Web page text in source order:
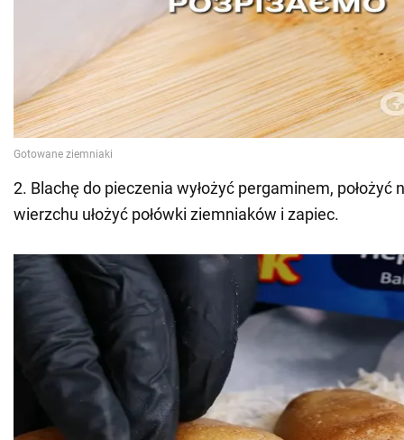
2. Blachę do pieczenia wyłożyć pergaminem, położyć
wierzchu ułożyć połówki ziemniaków i zapiec.